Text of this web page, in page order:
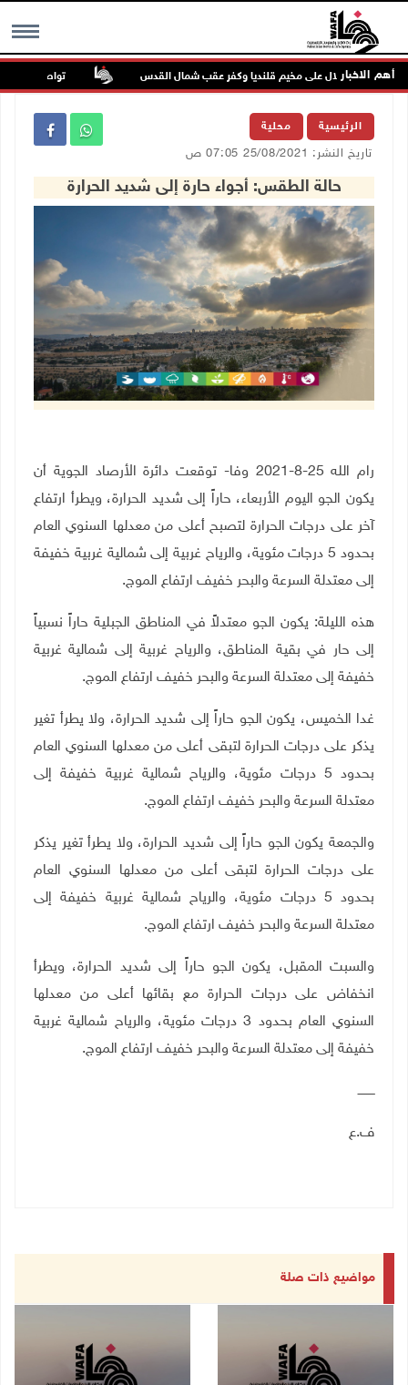
MENU أهم الاخبار تواصل انتهاكات
الرئيسية محلية
تاريخ النشر: 25/08/2021 07:05 ص
حالة الطقس: أجواء حارة إلى شديد الحرارة
رام الله 25-8-2021 وفا- توقعت دائرة الأرصاد الجوية أن
يكون الجو اليوم الأربعاء، حاراً إلى شديد الحرارة، ويطرأ ارتفاع
آخر على درجات الحرارة لتصبح أعلى من معدلها السنوي العام
بحدود 5 درجات مئوية، والرياح غربية إلى شمالية غربية خفيفة
إلى معتدلة السرعة والبحر خفيف ارتفاع الموج.
هذه الليلة: يكون الجو معتدلاً في المناطق الجبلية حاراً نسبياً
إلى حار في بقية المناطق، والرياح غربية إلى شمالية غربية
خفيفة إلى معتدلة السرعة والبحر خفيف ارتفاع الموج.
غدا الخميس، يكون الجو حاراً إلى شديد الحرارة، ولا يطرأ تغير
يذكر على درجات الحرارة لتبقى أعلى من معدلها السنوي العام
بحدود 5 درجات مئوية، والرياح شمالية غربية خفيفة إلى
معتدلة السرعة والبحر خفيف ارتفاع الموج.
والجمعة يكون الجو حاراً إلى شديد الحرارة، ولا يطرأ تغير يذكر
على درجات الحرارة لتبقى أعلى من معدلها السنوي العام
بحدود 5 درجات مئوية، والرياح شمالية غربية خفيفة إلى
معتدلة السرعة والبحر خفيف ارتفاع الموج.
والسبت المقبل، يكون الجو حاراً إلى شديد الحرارة، ويطرأ
انخفاض على درجات الحرارة مع بقائها أعلى من معدلها
السنوي
العام بحدود 3 درجات مئوية، والرياح شمالية غربية
خفيفة إلى معتدلة السرعة والبحر خفيف ارتفاع الموج.
ـــــــــ
ف.ع
مواضيع ذات صلة